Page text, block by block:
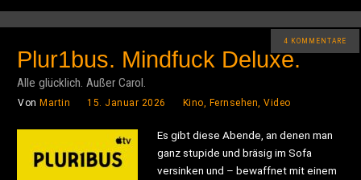
4 KOMMENTARE
Plur1bus. Mindfuck Deluxe.
Alle glücklich. Außer Carol.
VonMartin 15. Januar 2026 Kino, Fernsehen, Video
Es gibt diese Abende, an denen man
ganz stupide und bräsig im Sofa
versinken und – bewaffnet mit einem